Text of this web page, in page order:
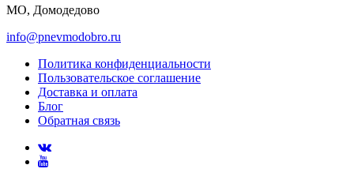
МО, Домодедово
info@pnevmodobro.ru
Политика конфиденциальности
Пользовательское соглашение
Доставка и оплата
Блог
Обратная связь